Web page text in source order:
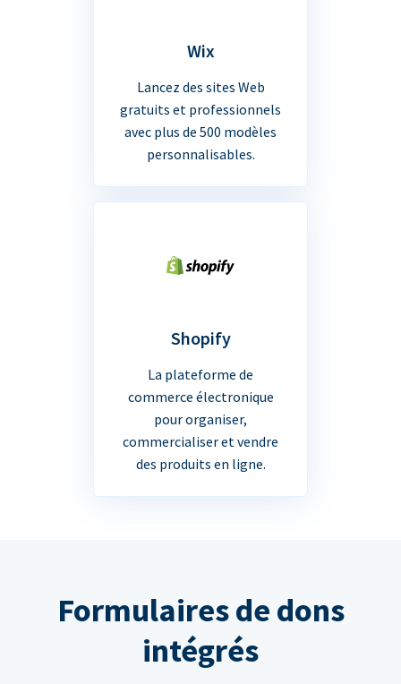
Wix
Lancez des sites Web
gratuits et professionnels
avec plus de 500 modèles
personnalisables.
Shopify
La plateforme de
commerce électronique
pour organiser,
commercialiser et vendre
des produits en ligne.
Formulaires de dons
intégrés